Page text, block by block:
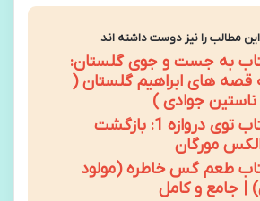
مطالب را نیز دوست داشته اند
به جست و جوی گلستان:
قصه های ابراهیم گلستان (
جوادی )
خلاصه کتاب توی دروازه 1: بازگشت
مورگان
طعم گس خاطره (مولود
| جامع و کامل